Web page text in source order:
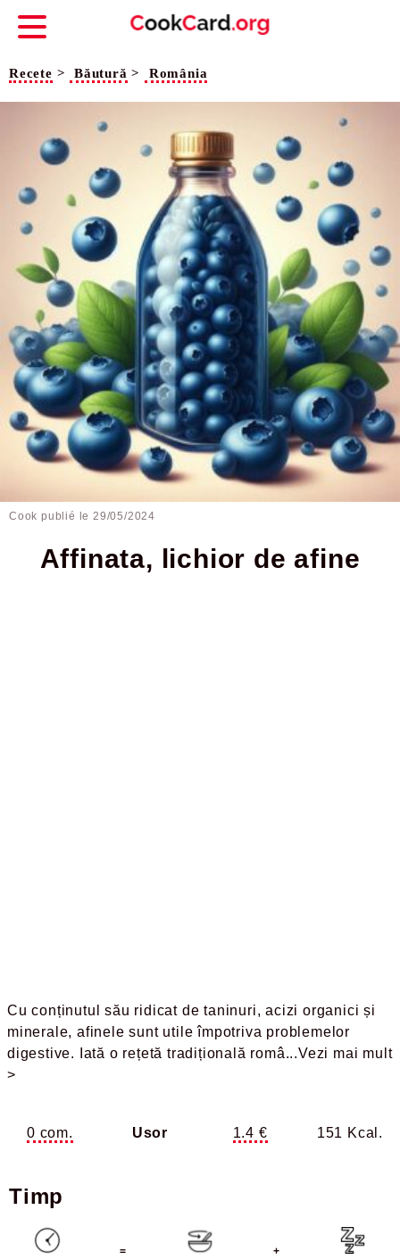
Recete > Băutură > România
Cook publié le29/05/2024
Affinata, lichior de afine
Cu conținutul său ridicat de taninuri, acizi organici și
minerale, afinele sunt utile împotriva problemelor
digestive. Iată o rețetă tradițională româ...Vezi mai mult
>
0 com. Usor 1.4 € 151 Kcal.
Timp
=
+